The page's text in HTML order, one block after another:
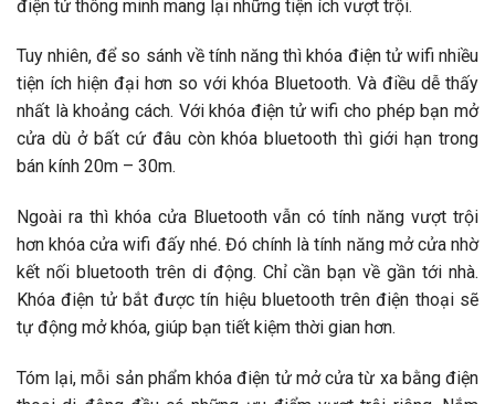
điện tử thông minh mang lại những tiện ích vượt trội.
Tuy nhiên, để so sánh về tính năng thì khóa điện tử wifi nhiều
tiện ích hiện đại hơn so với khóa Bluetooth. Và điều dễ thấy
nhất là khoảng cách. Với khóa điện tử wifi cho phép bạn mở
cửa dù ở bất cứ đâu còn khóa bluetooth thì giới hạn trong
bán kính 20m – 30m.
Ngoài ra thì khóa cửa Bluetooth vẫn có tính năng vượt trội
hơn khóa cửa wifi đấy nhé. Đó chính là tính năng mở cửa nhờ
kết nối bluetooth trên di động. Chỉ cần bạn về gần tới nhà.
Khóa điện tử bắt được tín hiệu bluetooth trên điện thoại sẽ
tự động mở khóa, giúp bạn tiết kiệm thời gian hơn.
Tóm lại, mỗi sản phẩm khóa điện tử mở cửa từ xa bằng điện